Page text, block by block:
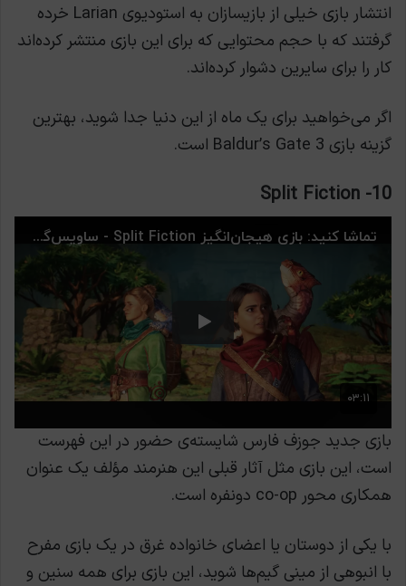
انتشار بازی خیلی از بازیسازان به استودیوی Larian خرده
گرفتند که با حجم محتوایی که برای این بازی منتشر کرده‌اند
کار را برای سایرین دشوار کرده‌اند.
اگر می‌خواهید برای یک ماه از این دنیا جدا شوید، بهترین
گزینه بازی Baldur’s Gate 3 است.
10- Split Fiction
بازی جدید جوزف فارس شایسته‌ی حضور در این فهرست
است، این بازی مثل آثار قبلی این هنرمند مؤلف یک عنوان
همکاری محور co-op دونفره است.
با یکی از دوستان یا اعضای خانواده غرق در یک بازی مفرح
با انبوهی از مینی گیم‌ها شوید، این بازی برای همه سنین و